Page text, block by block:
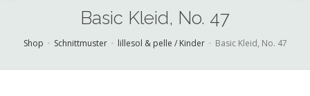
Basic Kleid, No. 47
Shop Schnittmuster lillesol & pelle / Kinder Basic Kleid, No. 47